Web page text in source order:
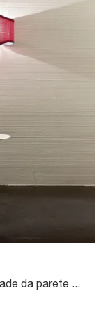
Clicca e ottieni informazioni sulle lampade da parete di Pentalight: il modello Club House Applique in tessuto ti sta aspettando!